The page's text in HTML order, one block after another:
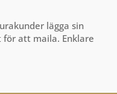
lägga sin
att maila. Enklare